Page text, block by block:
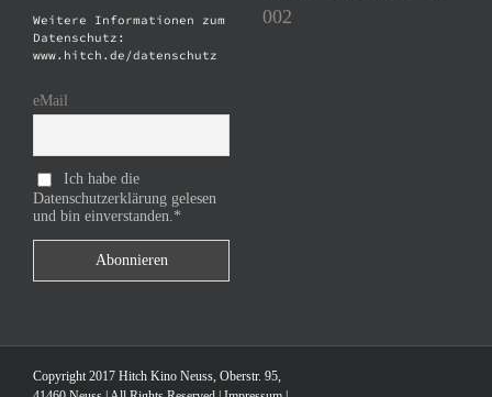
Weitere Informationen zum
Datenschutz:
www.hitch.de/datenschutz
eMail
Ich habe die
Datenschutzerklärung gelesen
und bin einverstanden.*
002
Copyright 2017 Hitch Kino Neuss, Oberstr. 95,